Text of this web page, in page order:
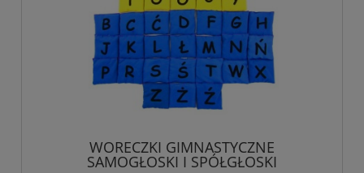
WORECZKI GIMNASTYCZNE
SAMOGŁOSKI I SPÓŁGŁOSKI